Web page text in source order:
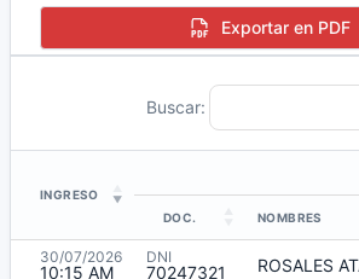
Exportar en PDF
Buscar:
INGRESO
DOC. NOMBRES
30/07/2026
10:15 AM
DNI
70247321 ROSALES